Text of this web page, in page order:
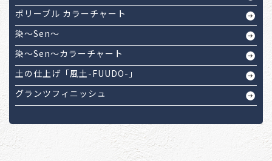
ポリーブル カラーチャート
染～Sen～
染～Sen～カラーチャート
土の仕上げ「風土-FUUDO-」
グランツフィニッシュ